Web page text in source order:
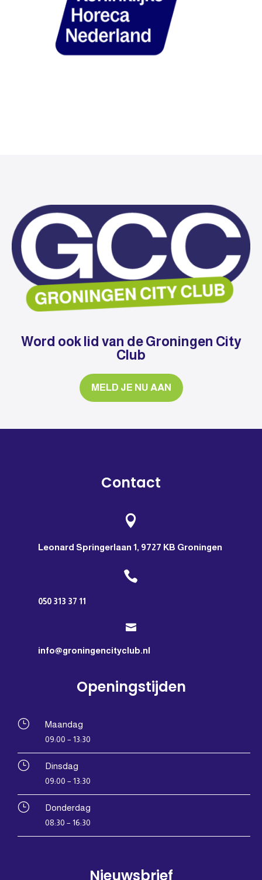
Word ook lid van de Groningen City
Club
MELD JE NU AAN
Contact

Leonard Springerlaan 1, 9727 KB Groningen

050 313 37 11

info@groningencityclub.nl
Openingstijden
} Maandag
09:00 – 13:30
} Dinsdag
09:00 – 13:30
} Donderdag
08:30 – 16:30
Nieuwsbrief